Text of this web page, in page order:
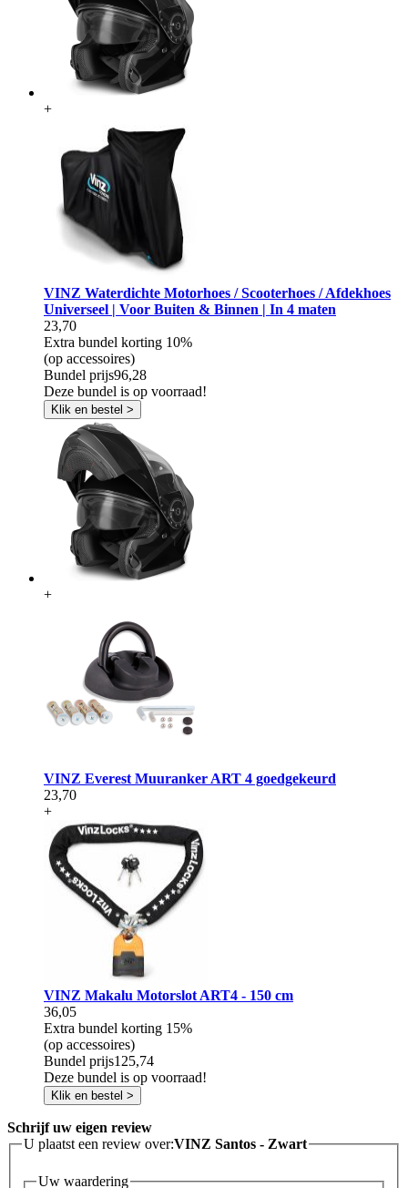
+
VINZ Waterdichte Motorhoes / Scooterhoes / Afdekhoes
Universeel | Voor Buiten & Binnen | In 4 maten
23,70
Extra bundel korting 10%
(op accessoires)
Bundel prijs96,28
Deze bundel is op voorraad!
Klik en bestel >
+
VINZ Everest Muuranker ART 4 goedgekeurd
23,70
+
VINZ Makalu Motorslot ART4 - 150 cm
36,05
Extra bundel korting 15%
(op accessoires)
Bundel prijs125,74
Deze bundel is op voorraad!
Klik en bestel >
Schrijf uw eigen review
U plaatst een review over:VINZ Santos - Zwart
Uw waardering